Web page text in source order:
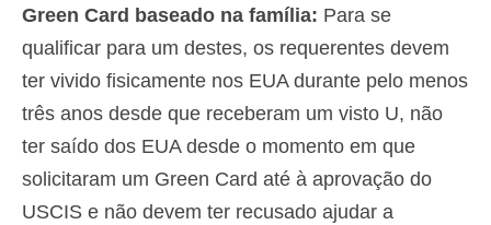
Green Card baseado na família: Para se
qualificar para um destes, os requerentes devem
ter vivido fisicamente nos EUA durante pelo menos
três anos desde que receberam um visto U, não
ter saído dos EUA desde o momento em que
solicitaram um Green Card até à aprovação do
USCIS e não devem ter recusado ajudar a